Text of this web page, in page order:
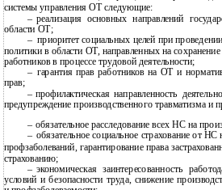
системы управления ОТ следующие:
– реализация основных направлений
области ОТ;
– приоритет социальных целей при
политики в области ОТ, направленных на
работников в процессе трудовой деятельности;
– гарантия прав работников на ОТ и
прав;
– профилактическая направленность
предупреждение производственного травматизма и
– обязательное расследование всех НС на
– обязательное социальное страхование от НС
профзаболеваний, гарантирование права
страхованию;
– экономическая заинтересованность
условий и безопасности труда, снижение